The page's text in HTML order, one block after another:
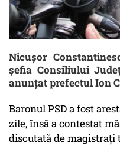
Nicușor
șefia Consiliului
anunțat prefectul Ion
Baronul PSD a fost
zile, însă a contestat
discutată de magistraţi